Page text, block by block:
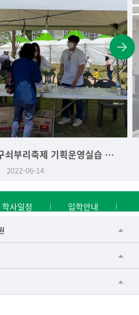
2022년도 울산북구쇠부리축제 기획운영실습 역사문화학과 부스
2022-06-14
학사일정 입학안내